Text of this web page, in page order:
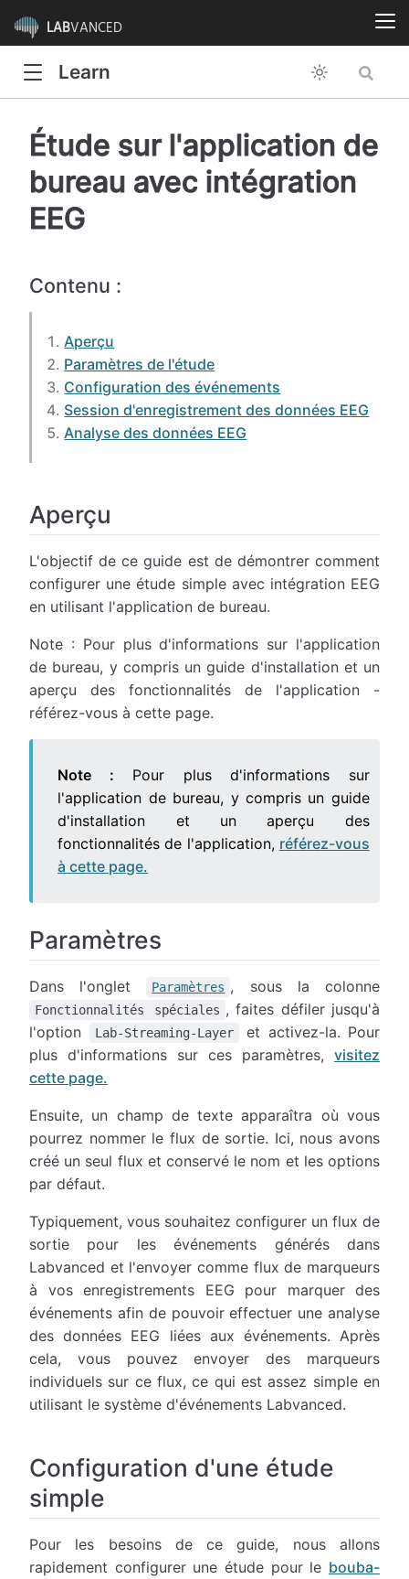
LABVANCED
Learn
Étude sur l'application de
bureau avec intégration
EEG
Contenu :
Aperçu
Paramètres de l'étude
Configuration des événements
Session d'enregistrement des données EEG
Analyse des données EEG
Aperçu
L'objectif de ce guide est de démontrer comment
configurer une étude simple avec intégration EEG
en utilisant l'application de bureau.
Note : Pour plus d'informations sur l'application
de bureau, y compris un guide d'installation et un
aperçu des fonctionnalités de l'application -
référez-vous à cette page.
Note : Pour plus d'informations sur
l'application de bureau, y compris un guide
d'installation et un aperçu des
fonctionnalités de l'application, référez-vous
à cette page.
Paramètres
Dans l'onglet Paramètres , sous la colonne
Fonctionnalités spéciales , faites défiler jusqu'à
l'option
Lab-Streaming-Layer
et activez-la. Pour
plus d'informations sur ces paramètres, visitez
cette page.
Ensuite, un champ de texte apparaîtra où vous
pourrez nommer le flux de sortie. Ici, nous avons
créé un seul flux et conservé le nom et les options
par défaut.
Typiquement, vous souhaitez configurer un flux de
sortie pour les événements générés dans
Labvanced et l'envoyer comme flux de marqueurs
à vos enregistrements EEG pour marquer des
événements afin de pouvoir effectuer une analyse
des données EEG liées aux événements. Après
cela, vous pouvez envoyer des marqueurs
individuels sur ce flux, ce qui est assez simple en
utilisant le système d'événements Labvanced.
Configuration d'une étude
simple
Pour les besoins de ce guide, nous allons
rapidement configurer une étude pour le bouba-